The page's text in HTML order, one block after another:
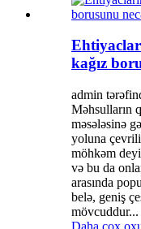
kağız
admin
Məhsulların
məsələsinə
yoluna
möhkəm
və bu da
arasında
belə, geniş
mövcuddur...
Daha çox